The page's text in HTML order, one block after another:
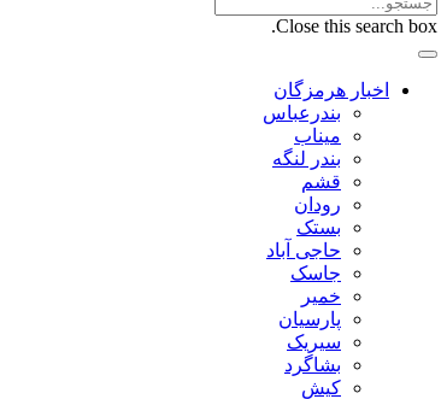
Close this search box.
اخبار هرمزگان
بندرعباس
میناب
بندر لنگه
قشم
رودان
بستک
حاجی آباد
جاسک
خمیر
پارسیان
سیریک
بشاگرد
کیش